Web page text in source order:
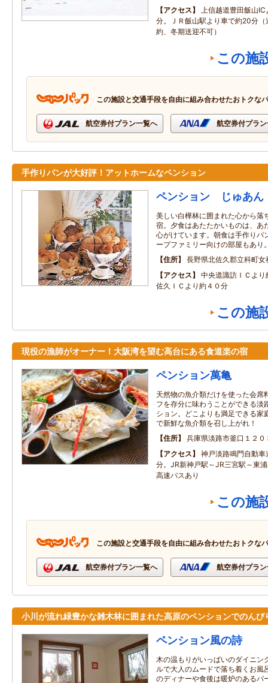
アクセス
上信越道豊田飯山
分。ＪＲ飯山駅より車で約20分（
約、冬期送迎不可）
この施
この施設と交通手段を自由に組み合わせたおトクな
航空券付プラン一覧へ 航空券付プラ
手作りパンが大好評！アットホームなペンション
ペンション じゅあん
美しい白樺林に囲まれた心から落
宿。夕食はあたたかいものは、あ
心がけています。朝食は手作りパ
ープファミリー向けの部屋もあり
住所
長野県北佐久郡立科町
アクセス
中央道諏訪ＩＣよ
佐久ＩＣより約４０分
この施
現役の漁師がオーナー！大阪湾を望む高台にある食道楽の宿
ペンション萬亀
天然物の魚介類だけを使った会席
フを存分に味わうことができる淡
ション。どこよりも満足できる家
で新鮮な魚介類を召し上がれ！
住所
兵庫県淡路市釜口１２０
アクセス
神戸淡路鳴門自動
分。JR新神戸駅～JR三宮駅～東
高速バスあり
この施
この施設と交通手段を自由に組み合わせたおトクな
航空券付プラン一覧へ 航空券付プラ
小川が流れ緑豊かな雑木林に囲まれた高原のペンションでのんび
ペンション風の詩
木の温もりがいっぱいのダイニン
ルで大人のムードで落ち着くお風
のディナーや食後は暖炉のあるバ